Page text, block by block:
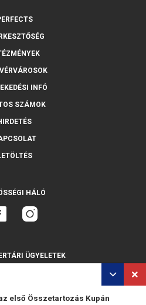
első Összetartozás Kupán
INFÓ
SZÁMOK
HÁLÓ
ÜGYELETEK